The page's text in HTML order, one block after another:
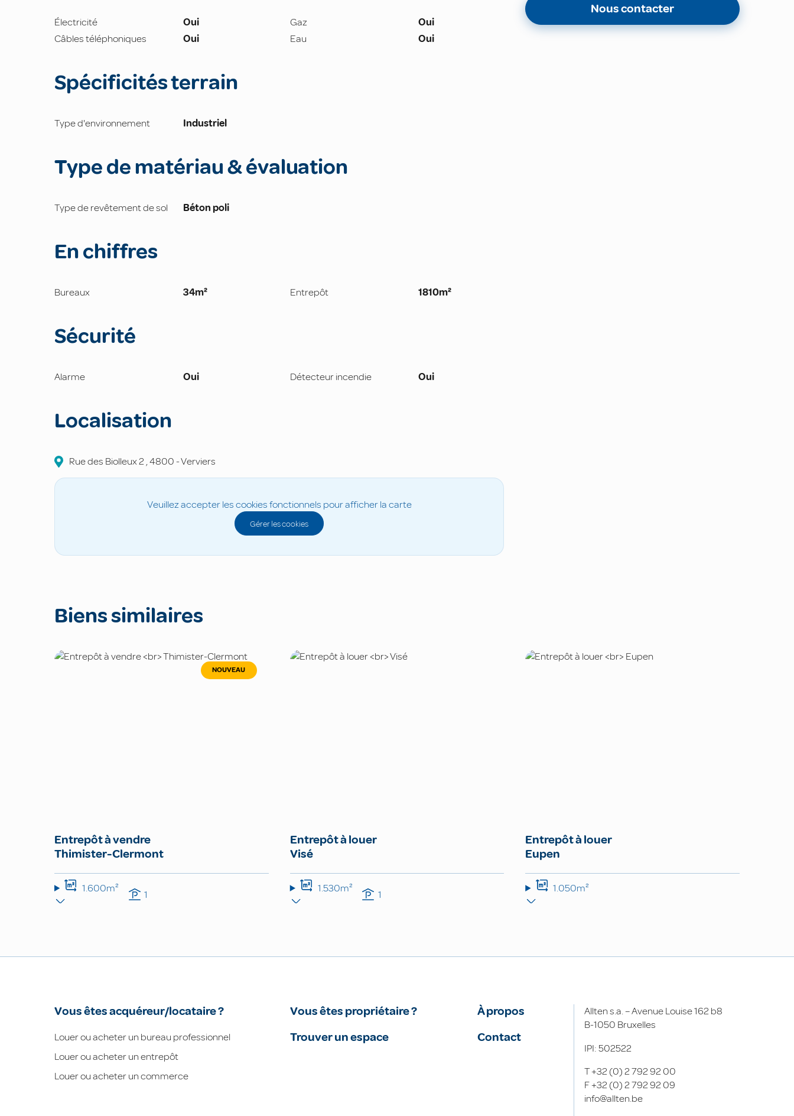
Électricité Oui Gaz
Oui
Câbles téléphoniques
Oui Eau Oui
Spécificités terrain
Type d'environnement Industriel
Type de matériau & évaluation
Type de revêtement de sol Béton poli
En chiffres
Bureaux 34m² Entrepôt 1810m²
Sécurité
Alarme Oui Détecteur incendie Oui
Localisation
Rue des Biolleux2,4800-Verviers
Veuillez accepter les cookies fonctionnels pour afficher la carte
Gérer les cookies
Nous contacter
Biens similaires
NOUVEAU
Entrepôt à vendre
Thimister-Clermont
1.600m² 1
Entrepôt à louer
Visé
1.530m² 1
Entrepôt à louer
Eupen
1.050m²
Vous êtes acquéreur/locataire ?
Louer ou acheter un bureau professionnel
Louer ou acheter un entrepôt
Louer ou acheter un commerce
Vous êtes propriétaire ?
Trouver un espace
À propos
Contact
Allten s.a. – Avenue Louise 162 b8
B-1050 Bruxelles
IPI: 502522
T+32 (0) 2 792 92 00
F+32 (0) 2 792 92 09
info@allten.be